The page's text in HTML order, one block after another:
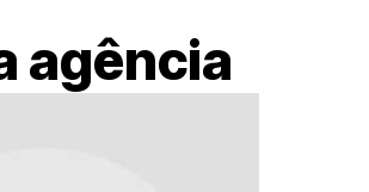
agência